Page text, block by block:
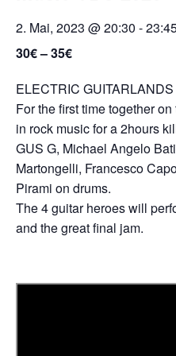
2. Mai, 2023 @ 20:30 -
30€ – 35€
ELECTRIC
For the first time together
in rock music for a 2hours
GUS G, Michael Angelo
Martongelli, Francesco
Pirami on drums.
The 4 guitar heroes will
and the great final jam.